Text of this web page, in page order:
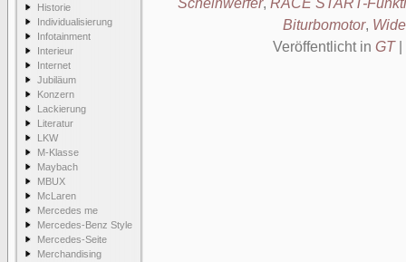
Historie
Individualisierung
Infotainment
Interieur
Internet
Jubiläum
Konzern
Lackierung
Literatur
LKW
M-Klasse
Maybach
MBUX
McLaren
Mercedes me
Mercedes-Benz Style
Mercedes-Seite
Merchandising
Scheinwerfer, RACE START-
Biturbomotor,
Veröffentlicht in GT|